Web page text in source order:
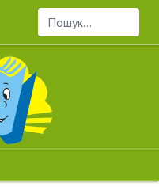
Пошук...